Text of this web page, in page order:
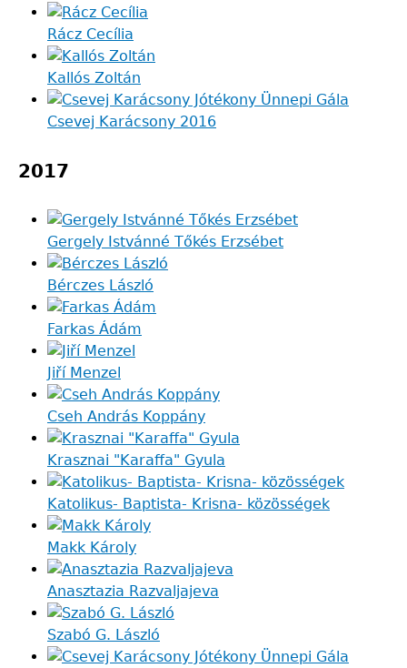
Rácz Cecília
Kallós Zoltán
Csevej Karácsony 2016
2017
Gergely Istvánné Tőkés Erzsébet
Bérczes László
Farkas Ádám
Jiří Menzel
Cseh András Koppány
Krasznai "Karaffa" Gyula
Katolikus- Baptista- Krisna- közösségek
Makk Károly
Anasztazia Razvaljajeva
Szabó G. László